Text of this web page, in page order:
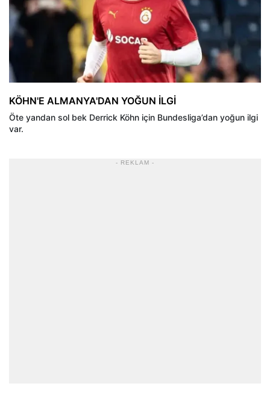
KÖHN'E ALMANYA'DAN YOĞUN İLGİ
Öte yandan sol bek Derrick Köhn için Bundesliga’dan yoğun ilgi
var.
- REKLAM -